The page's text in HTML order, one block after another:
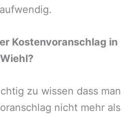
Kostenvoranschlag in
Wiehl?
zu wissen dass man
nicht mehr als